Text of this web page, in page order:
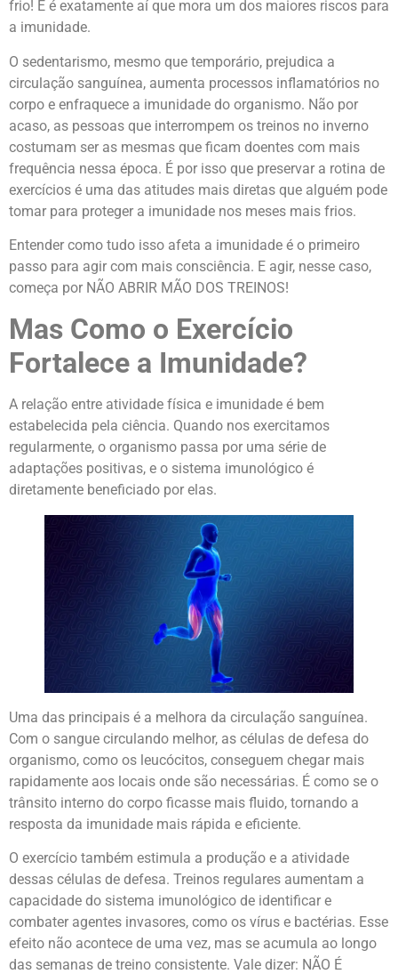
frio! E é exatamente aí que mora um dos maiores riscos para
a imunidade.
O sedentarismo, mesmo que temporário, prejudica a
circulação sanguínea, aumenta processos inflamatórios no
corpo e enfraquece a imunidade do organismo. Não por
acaso, as pessoas que interrompem os treinos no inverno
costumam ser as mesmas que ficam doentes com mais
frequência nessa época. É por isso que preservar a rotina de
exercícios é uma das atitudes mais diretas que alguém pode
tomar para proteger a imunidade nos meses mais frios.
Entender como tudo isso afeta a imunidade é o primeiro
passo para agir com mais consciência. E agir, nesse caso,
começa por NÃO ABRIR MÃO DOS TREINOS!
Mas Como o Exercício
Fortalece a Imunidade?
A relação entre atividade física e imunidade é bem
estabelecida pela ciência. Quando nos exercitamos
regularmente, o organismo passa por uma série de
adaptações positivas, e o sistema imunológico é
diretamente beneficiado por elas.
Uma das principais é a melhora da circulação sanguínea.
Com o sangue circulando melhor, as células de defesa do
organismo, como os leucócitos, conseguem chegar mais
rapidamente aos locais onde são necessárias. É como se o
trânsito interno do corpo ficasse mais fluido, tornando a
resposta da imunidade mais rápida e eficiente.
O exercício também estimula a produção e a atividade
dessas células de defesa. Treinos regulares aumentam a
capacidade do sistema imunológico de identificar e
combater agentes invasores, como os vírus e bactérias. Esse
efeito não acontece de uma vez, mas se acumula ao longo
das semanas de treino consistente. Vale dizer: NÃO É